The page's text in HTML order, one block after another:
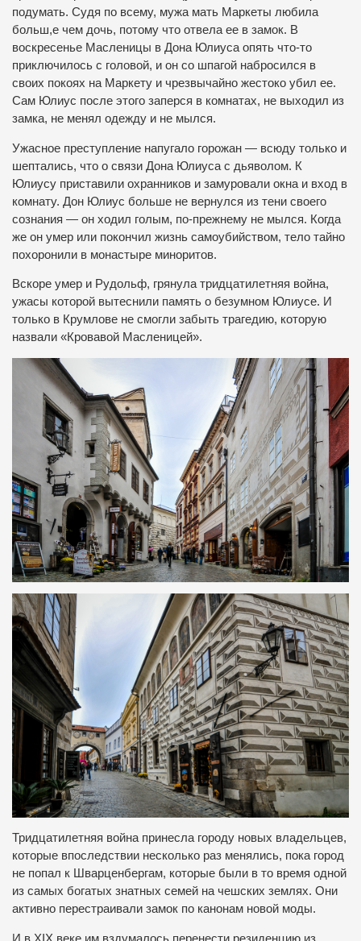
подумать. Судя по всему, мужа мать Маркеты любила
больш,е чем дочь, потому что отвела ее в замок. В
воскресенье Масленицы в Дона Юлиуса опять что-то
приключилось с головой, и он со шпагой набросился в
своих покоях на Маркету и чрезвычайно жестоко убил ее.
Сам Юлиус после этого заперся в комнатах, не выходил из
замка, не менял одежду и не мылся.
Ужасное преступление напугало горожан — всюду только и
шептались, что о связи Дона Юлиуса с дьяволом. К
Юлиусу приставили охранников и замуровали окна и вход в
комнату. Дон Юлиус больше не вернулся из тени своего
сознания — он ходил голым, по-прежнему не мылся. Когда
же он умер или покончил жизнь самоубийством, тело тайно
похоронили в монастыре миноритов.
Вскоре умер и Рудольф, грянула тридцатилетняя война,
ужасы которой вытеснили память о безумном Юлиусе. И
только в Крумлове не смогли забыть трагедию, которую
назвали «Кровавой Масленицей».
Тридцатилетняя война принесла городу новых владельцев,
которые впоследствии несколько раз менялись, пока город
не попал к Шварценбергам, которые были в то время одной
из самых богатых знатных семей на чешских землях. Они
активно перестраивали замок по канонам новой моды.